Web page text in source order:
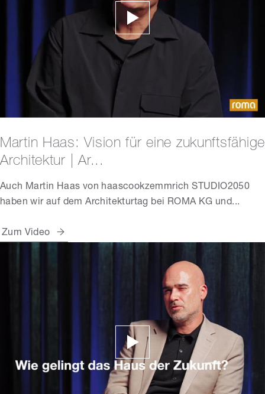
Martin Haas: Vision für eine zukunftsfähige
Architektur | Ar...
Auch Martin Haas von haascookzemmrich STUDIO2050
haben wir auf dem Architekturtag bei ROMA KG und...
Zum Video